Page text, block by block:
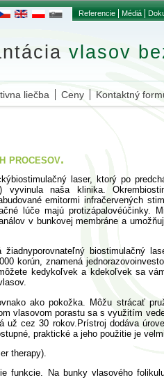
Referencie Médiá
vlasov
liečba Ceny Kontaktný
procesov.
laser, ktorý po
vyvinula naša klinika.
emitormi infračervených
lúče majú protizápalovéúčinky.
v bunkovej membráne a
biostimulačný
korún, znamená
kedykoľvek a kdekoľvek sa
ako pokožka. Môžu strácať
vlasovom porastu sa s využitím
cez 30 rokov.Prístroj dodáva
praktické a jeho použitie je
therapy).
funkcie. Na bunky vlasového